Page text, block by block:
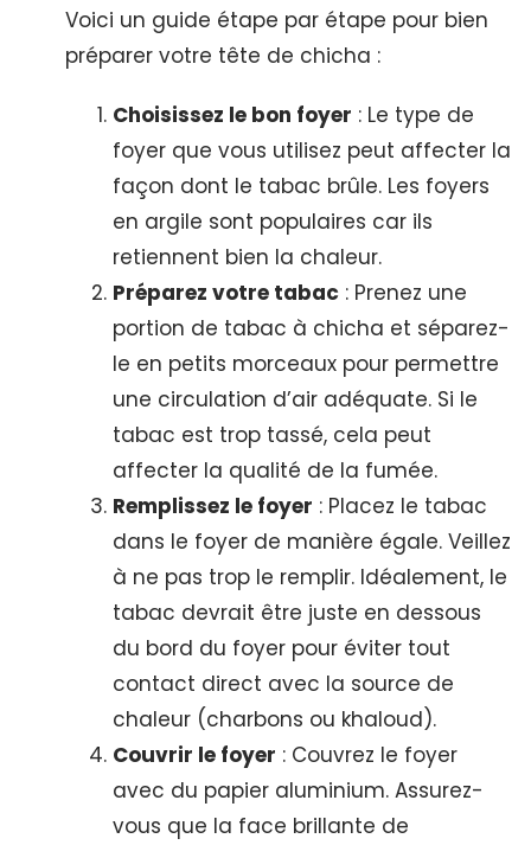
Voici un guide étape par étape pour bien
préparer votre tête de chicha :
Choisissez le bon foyer : Le type de
foyer que vous utilisez peut affecter la
façon dont le tabac brûle. Les foyers
en argile sont populaires car ils
retiennent bien la chaleur.
Préparez votre tabac : Prenez une
portion de tabac à chicha et séparez-
le en petits morceaux pour permettre
une circulation d’air adéquate. Si le
tabac est trop tassé, cela peut
affecter la qualité de la fumée.
Remplissez le foyer : Placez le tabac
dans le foyer de manière égale. Veillez
à ne pas trop le remplir. Idéalement, le
tabac devrait être juste en dessous
du bord du foyer pour éviter tout
contact direct avec la source de
chaleur (charbons ou khaloud).
Couvrir le foyer : Couvrez le foyer
avec du papier aluminium. Assurez-
vous que la face brillante de